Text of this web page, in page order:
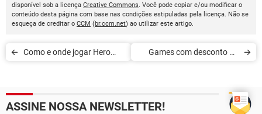
disponível sob a licença Creative Commons . Você pode copiar e/ou modificar o
conteúdo desta página com base nas condições estipuladas pela licença. Não se
esqueça de creditar o CCM (br.ccm.net) ao utilizar este artigo.
Como e onde jogar Hero
Games com desconto na
ASSINE NOSSA NEWSLETTER!